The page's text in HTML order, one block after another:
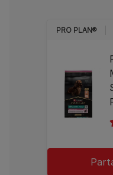
PRO PLAN®